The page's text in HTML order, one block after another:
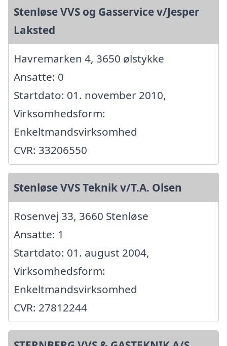
Stenløse VVS og Gasservice v/Jesper
Laksted
Havremarken 4, 3650 ølstykke
Ansatte: 0
Startdato: 01. november 2010,
Virksomhedsform:
Enkeltmandsvirksomhed
CVR: 33206550
Stenløse VVS Teknik v/T.A. Olsen
Rosenvej 33, 3660 Stenløse
Ansatte: 1
Startdato: 01. august 2004,
Virksomhedsform:
Enkeltmandsvirksomhed
CVR: 27812244